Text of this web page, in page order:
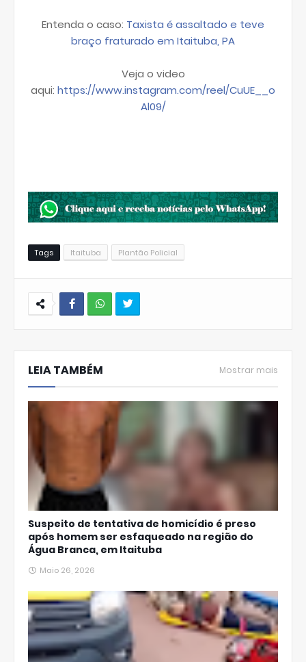
Entenda o caso: Taxista é assaltado e teve
braço fraturado em Itaituba, PA
Veja o video
aqui: https://www.instagram.com/reel/CuUE__o
Al09/
Tags Itaituba Plantão Policial
hats
Ap
LEIA TAMBÉM Mostrar mais
Suspeito de tentativa de homicídio é preso
após homem ser esfaqueado na região do
Água Branca, em Itaituba
Maio 26, 2026